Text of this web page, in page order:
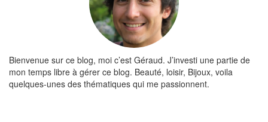
Bienvenue sur ce blog, moi c’est Géraud. J’investi une partie de
mon temps libre à gérer ce blog. Beauté, loisir, Bijoux, voila
quelques-unes des thématiques qui me passionnent.